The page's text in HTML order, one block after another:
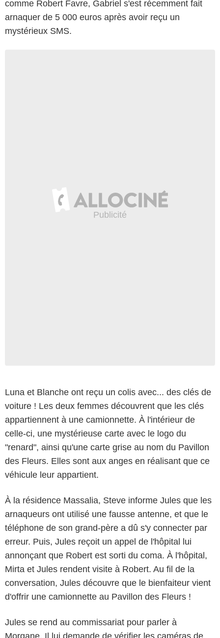
comme Robert Favre, Gabriel s'est récemment fait
arnaquer de 5 000 euros après avoir reçu un
mystérieux SMS.
Luna et Blanche ont reçu un colis avec... des clés de
voiture ! Les deux femmes découvrent que les clés
appartiennent à une camionnette. À l'intérieur de
celle-ci, une mystérieuse carte avec le logo du
"renard", ainsi qu'une carte grise au nom du Pavillon
des Fleurs. Elles sont aux anges en réalisant que ce
véhicule leur appartient.
À la résidence Massalia, Steve informe Jules que les
arnaqueurs ont utilisé une fausse antenne, et que le
téléphone de son grand-père a dû s'y connecter par
erreur. Puis, Jules reçoit un appel de l'hôpital lui
annonçant que Robert est sorti du coma. À l'hôpital,
Mirta et Jules rendent visite à Robert. Au fil de la
conversation, Jules découvre que le bienfaiteur vient
d'offrir une camionnette au Pavillon des Fleurs !
Jules se rend au commissariat pour parler à
Morgane. Il lui demande de vérifier les caméras de